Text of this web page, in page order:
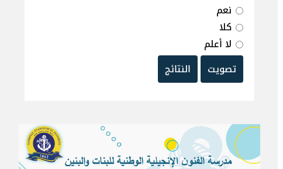
نعم
كلا
لا أعلم
تصويت
النتائج